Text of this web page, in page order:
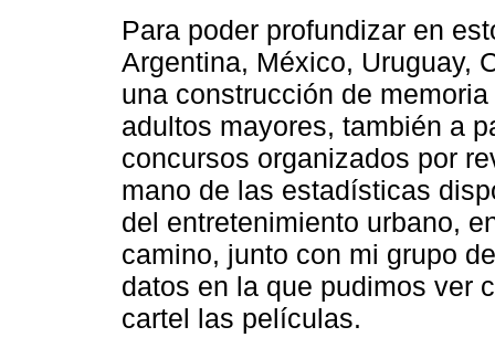
Para poder profundizar en
Argentina, México, Uruguay,
una construcción de
adultos mayores, también a
concursos organizados por
mano de las estadísticas
del entretenimiento urbano,
camino, junto con mi grupo
datos en la que pudimos ver
cartel las películas.